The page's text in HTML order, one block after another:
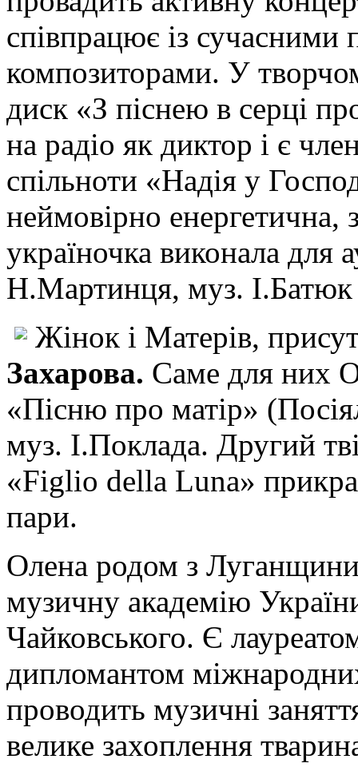
співпрацює із сучасними
композиторами. У
диск «З піснею в серці
на радіо як диктор і є
спільноти «Надія у
неймовірно енергетична,
україночка виконала для
Н.Мартинця, муз.
Жінок і Матерів,
Захарова. Саме для них
«Пісню про матір»
муз. І.Поклада. Другий
«Figlio della Luna»
пари.
Олена родом з
музичну академію
Чайковського. Є
дипломантом
проводить музичні
велике захоплення